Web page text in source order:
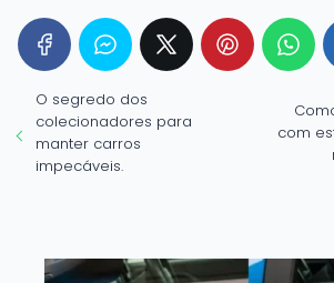
O segredo dos
colecionadores para
manter carros
impecáveis.
com